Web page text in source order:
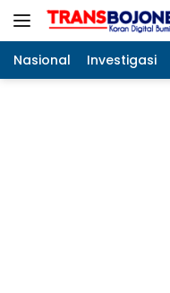
Langsung
Nasional Investigasi